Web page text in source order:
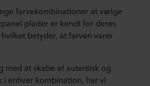
farvekombinationer at vælge
plader er kendt for deres
betyder, at farven varer
med at skabe et autentisk og
enhver kombination, har vi